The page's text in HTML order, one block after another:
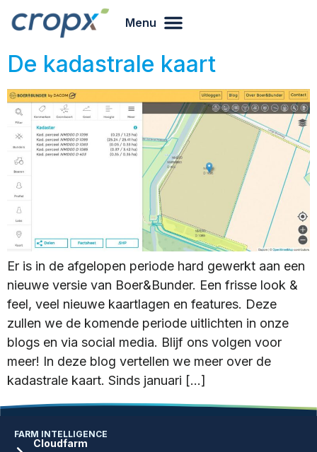
Menu
De kadastrale kaart
Er is in de afgelopen periode hard gewerkt aan een
nieuwe versie van Boer&Bunder. Een frisse look &
feel, veel nieuwe kaartlagen en features. Deze
zullen we de komende periode uitlichten in onze
blogs en via social media. Blijf ons volgen voor
meer! In deze blog vertellen we meer over de
kadastrale kaart. Sinds januari […]
FARM INTELLIGENCE
Cloudfarm